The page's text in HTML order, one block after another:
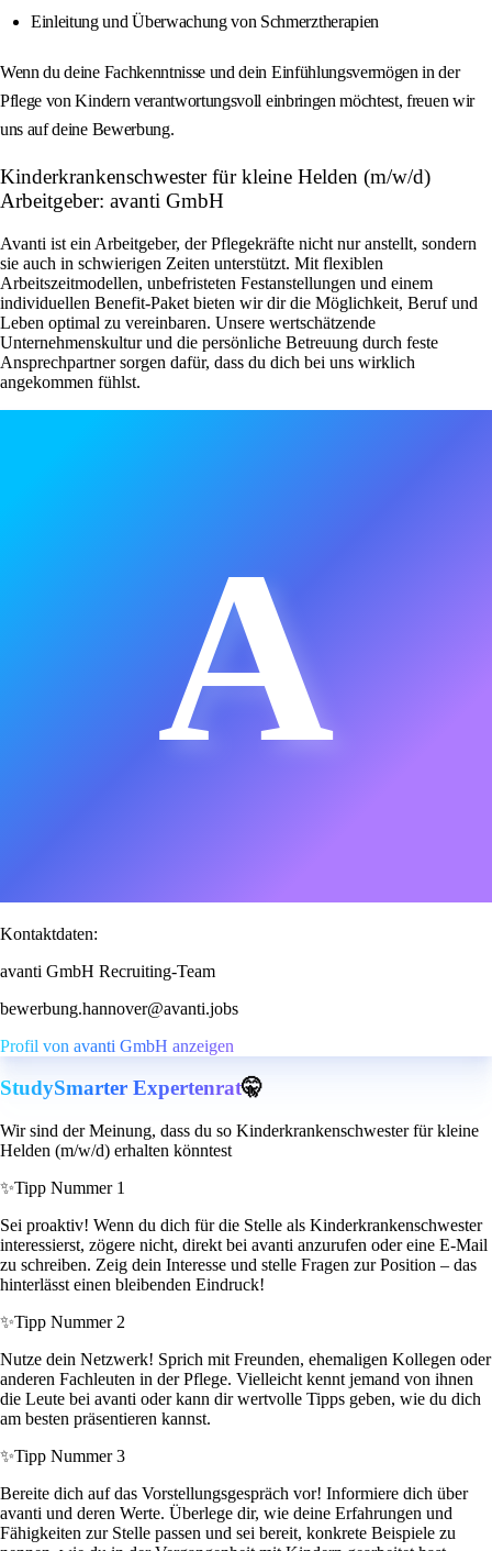
Einleitung und Überwachung von Schmerztherapien
Wenn du deine Fachkenntnisse und dein Einfühlungsvermögen in der
Pflege von Kindern verantwortungsvoll einbringen möchtest, freuen wir
uns auf deine Bewerbung.
Kinderkrankenschwester für kleine Helden (m/w/d)
Arbeitgeber: avanti GmbH
Avanti ist ein Arbeitgeber, der Pflegekräfte nicht nur anstellt, sondern
sie auch in schwierigen Zeiten unterstützt. Mit flexiblen
Arbeitszeitmodellen, unbefristeten Festanstellungen und einem
individuellen Benefit-Paket bieten wir dir die Möglichkeit, Beruf und
Leben optimal zu vereinbaren. Unsere wertschätzende
Unternehmenskultur und die persönliche Betreuung durch feste
Ansprechpartner sorgen dafür, dass du dich bei uns wirklich
angekommen fühlst.
A
Kontaktdaten:
avanti GmbH Recruiting-Team
bewerbung.hannover@avanti.jobs
Profil von avanti GmbH anzeigen
StudySmarter Expertenrat🤫
Wir sind der Meinung, dass du so Kinderkrankenschwester für kleine
Helden (m/w/d) erhalten könntest
✨Tipp Nummer 1
Sei proaktiv! Wenn du dich für die Stelle als Kinderkrankenschwester
interessierst, zögere nicht, direkt bei avanti anzurufen oder eine E-Mail
zu schreiben. Zeig dein Interesse und stelle Fragen zur Position – das
hinterlässt einen bleibenden Eindruck!
✨Tipp Nummer 2
Nutze dein Netzwerk! Sprich mit Freunden, ehemaligen Kollegen oder
anderen Fachleuten in der Pflege. Vielleicht kennt jemand von ihnen
die Leute bei avanti oder kann dir wertvolle Tipps geben, wie du dich
am besten präsentieren kannst.
✨Tipp Nummer 3
Bereite dich auf das Vorstellungsgespräch vor! Informiere dich über
avanti und deren Werte. Überlege dir, wie deine Erfahrungen und
Fähigkeiten zur Stelle passen und sei bereit, konkrete Beispiele zu